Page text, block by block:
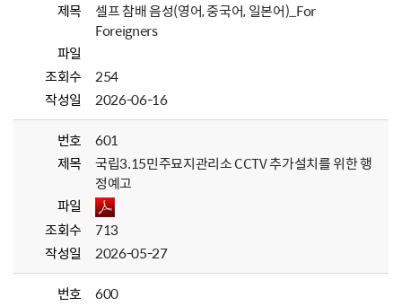
제목
셀프 참배 음성(영어, 중국어, 일본어)_For
Foreigners
파일
조회수
254
작성일
2026-06-16
번호
601
제목
국립3.15민주묘지관리소 CCTV 추가설치를 위한 행
정예고
파일
조회수
713
작성일
2026-05-27
번호
600